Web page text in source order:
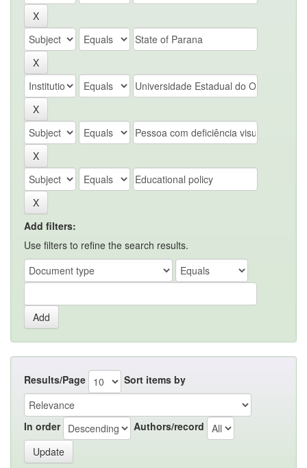
Add filters:
Use filters to refine the search results.
Results/Page Sort items by
In order Authors/record